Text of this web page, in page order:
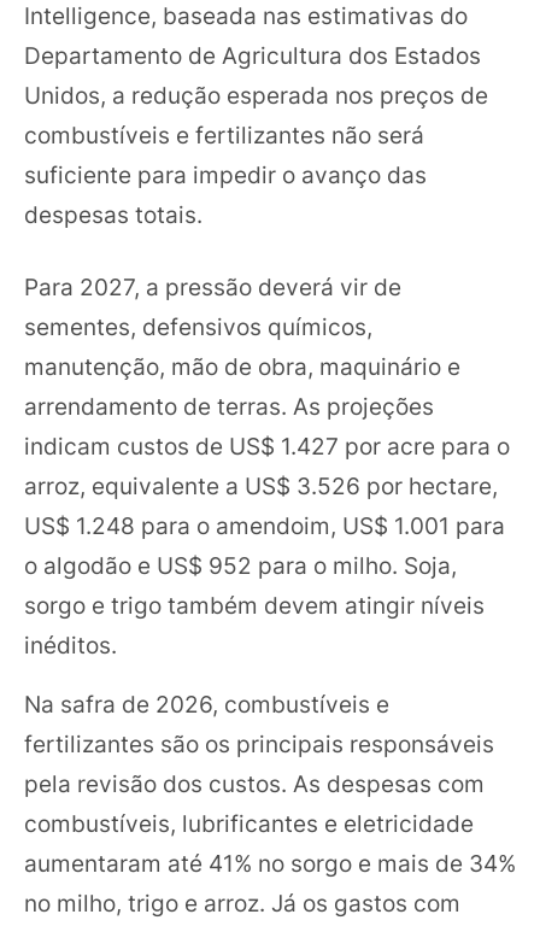
Intelligence, baseada nas estimativas do
Departamento de Agricultura dos Estados
Unidos, a redução esperada nos preços de
combustíveis e fertilizantes não será
suficiente para impedir o avanço das
despesas totais.
Para 2027, a pressão deverá vir de
sementes, defensivos químicos,
manutenção, mão de obra, maquinário e
arrendamento de terras. As projeções
indicam custos de US$ 1.427 por acre para o
arroz, equivalente a US$ 3.526 por hectare,
US$ 1.248 para o amendoim, US$ 1.001 para
o algodão e US$ 952 para o milho. Soja,
sorgo e trigo também devem atingir níveis
inéditos.
Na safra de 2026, combustíveis e
fertilizantes são os principais responsáveis
pela revisão dos custos. As despesas com
combustíveis, lubrificantes e eletricidade
aumentaram até 41% no sorgo e mais de 34%
no milho, trigo e arroz. Já os gastos com